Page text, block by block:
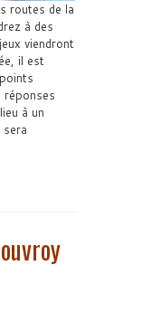
routes de la
à des
viendront
il est
réponses
à un
sera